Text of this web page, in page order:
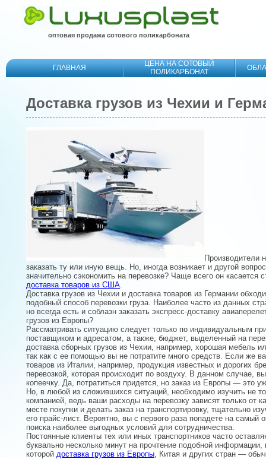
оптовая продажа сотового поликарбоната
ГЛАВНАЯ
ЦЕНА НА СОТОВЫЙ
ПОЛИКАРБОНАТ
Доставка грузов из Чехии и
Производители
заказать ту или иную вещь. Но, иногда возникает и другой
значительно сэкономить на перевозке? Чаще всего он
доставка товаров из США.
Доставка грузов из Чехии и доставка товаров из Германии
подобный способ перевозки груза. Наиболее часто из данных
но всегда есть и соблазн заказать экспресс-доставку
грузов из Европы?
Рассматривать ситуацию следует только по индивидуальным
поставщиком и адресатом, а также, бюджет, выделенный на
доставка сборных грузов из Чехии, например, хорошая мебель
так как с ее помощью вы не потратите много средств. Если же
товаров из Италии, например, продукция известных и дорогих
перевозкой, которая происходит по воздуху. В данном случае,
копеечку. Да, потратиться придется, но заказ из Европы — это
Но, в любой из сложившихся ситуаций, необходимо изучить не
компанией, ведь ваши расходы на перевозку зависят только от
месте покупки и делать заказ на транспортировку, тщательно
его прайс-лист. Вероятно, вы с первого раза попадете на
поиска наиболее выгодных условий для сотрудничества.
Постоянные клиенты тех или иных транспортников часто
буквально несколько минут на прочтение подобной
которой доставка грузов из Европы, Китая и других стран —